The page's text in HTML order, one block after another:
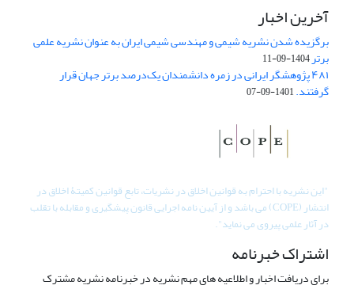
آخرین اخبار
برگزیده شدن نشریه شیمی و مهندسی شیمی ایران به عنوان نشریه علمی
برتر1404-09-11
۴۸۱ پژوهشگر ایرانی در زمره دانشمندان یک‌درصد برتر جهان قرار
گرفتند.1401-09-07
"این نشریه با احترام به قوانین اخلاق در نشریات، تابع قوانین کمیتۀ اخلاق در
انتشار (COPE) می باشد و از آیین نامه اجرایی قانون پیشگیری و مقابله با تقلب
در آثار علمی پیروی می نماید".
اشتراک خبرنامه
برای دریافت اخبار و اطلاعیه های مهم نشریه در خبرنامه نشریه مشترک